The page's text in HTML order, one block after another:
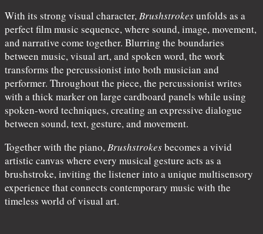
With its strong visual character,Brushstrokesunfolds as a
perfect film music sequence, where sound, image, movement,
and narrative come together. Blurring the boundaries
between music, visual art, and spoken word, the work
transforms the percussionist into both musician and
performer. Throughout the piece, the percussionist writes
with a thick marker on large cardboard panels while using
spoken-word techniques, creating an expressive dialogue
between sound, text, gesture, and movement.
Together with the piano,Brushstrokesbecomes a vivid
artistic canvas where every musical gesture acts as a
brushstroke, inviting the listener into a unique multisensory
experience that connects contemporary music with the
timeless world of visual art.